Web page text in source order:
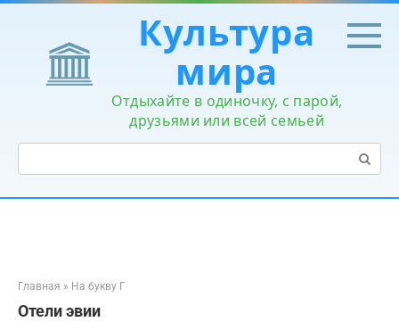
Перейти
контенту
Культура
мира
Отдыхайте в одиночку, с парой,
друзьями или всей семьей
Поиск:
Главная » На букву Г
Отели эвии